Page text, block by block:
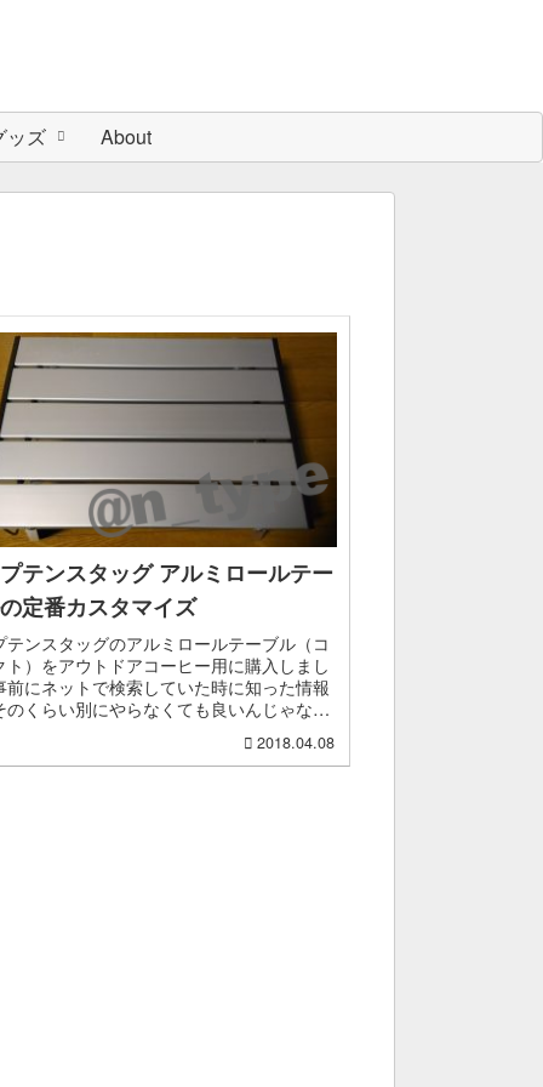
ッズ About
テンスタッグ アルミロールテー
定番カスタマイズ
テンスタッグのアルミロールテーブル（コ
ト）をアウトドアコーヒー用に購入しまし
前にネットで検索していた時に知った情報
のくらい別にやらなくても良いんじゃない
2018.04.08